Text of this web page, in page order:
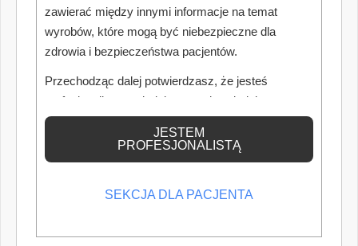
zawierać między innymi informacje na temat
wyrobów, które mogą być niebezpieczne dla
zdrowia i bezpieczeństwa pacjentów.
Przechodząc dalej potwierdzasz, że jesteś
profesjonalistą posiadającym odpowiednią
wiedzę medyczną.
JESTEM
PROFESJONALISTĄ
SEKCJA DLA PACJENTA